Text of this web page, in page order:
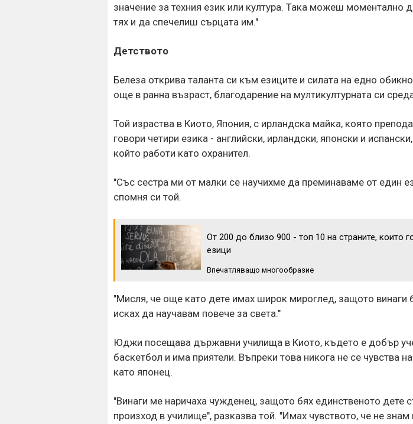
значение за техния език или култура. Така можеш моментално
тях и да спечелиш сърцата им."
Детството
Белеза открива таланта си към езиците и силата на едно
още в ранна възраст, благодарение на мултикултурната си
Той израства в Киото, Япония, с ирландска майка, която
говори четири езика - английски, ирландски, японски и
който работи като охранител.
"Със сестра ми от малки се научихме да преминаваме от един
спомня си той.
От 200 до близо 900 - топ 10 на страните, които
езици
Впечатляващо многообразие
"Мисля, че още като дете имах широк мироглед, защото винаги
исках да научавам повече за света."
Юджи посещава държавни училища в Киото, където е добър
баскетбол и има приятели. Въпреки това никога не се чувства
като японец.
"Винаги ме наричаха чужденец, защото бях единственото дете
произход в училище", разказва той. "Имах чувството, че не